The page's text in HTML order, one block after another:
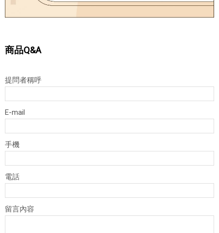
商品Q&A
提問者稱呼
E-mail
手機
電話
留言內容